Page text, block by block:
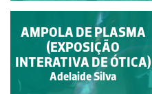
FORNO SOLAR FEITO
POR ALUNOS DO 7º
ANO
Fernando Manuel Baptista
da Silva Alfacinha Duarte
AMPOLA DE PLASMA
(EXPOSIÇÃO
INTERATIVA DE ÓTICA)
Adelaide Silva